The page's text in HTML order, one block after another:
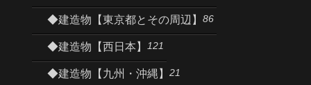
◆建造物【東京都とその周辺】 86
◆建造物【西日本】 121
◆建造物【九州・沖縄】 21